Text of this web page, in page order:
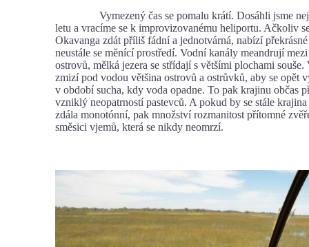
Vymezený čas se pomalu krátí. Dosáhli jsme
letu a vracíme se k improvizovanému heliportu. Ačkoliv
Okavanga zdát příliš fádní a jednotvárná, nabízí
neustále se měnící prostředí. Vodní kanály meandrují
ostrovů, mělká jezera se střídají s většími plochami
zmizí pod vodou většina ostrovů a ostrůvků, aby se opět
v období sucha, kdy voda opadne. To pak krajinu občas
vzniklý neopatrností pastevců. A pokud by se stále
zdála monotónní, pak množství rozmanitost přítomné
směsici vjemů, která se nikdy neomrzí.